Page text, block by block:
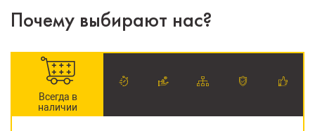
Почему выбирают нас?
Всегда в
наличии